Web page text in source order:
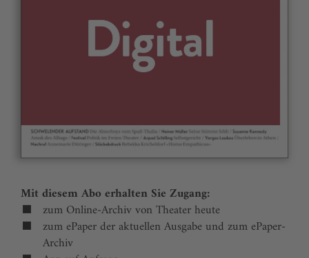
Mit diesem Abo erhalten Sie Zugang:
zum Online-Archiv von Theater heute
zum ePaper der aktuellen Ausgabe und zum ePaper-
Archiv